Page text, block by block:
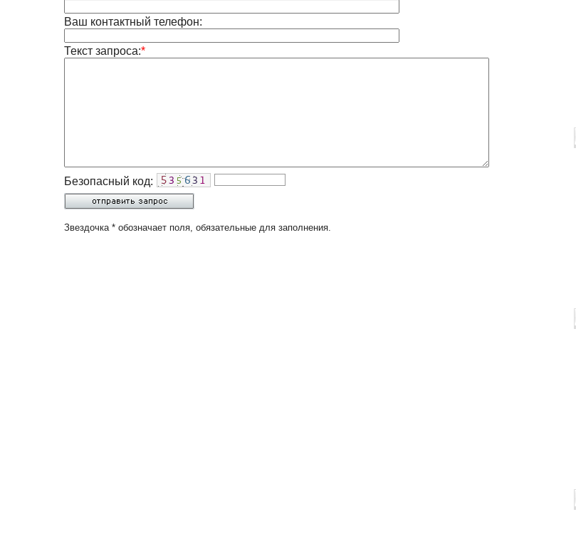
Ваш контактный телефон:
Текст запроса:*
Безопасный код:
Звездочка * обозначает поля, обязательные для заполнения.